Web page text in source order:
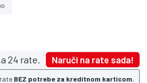
24 rate. Naruči na rate sada!
BEZ potrebe za kreditnom karticom.